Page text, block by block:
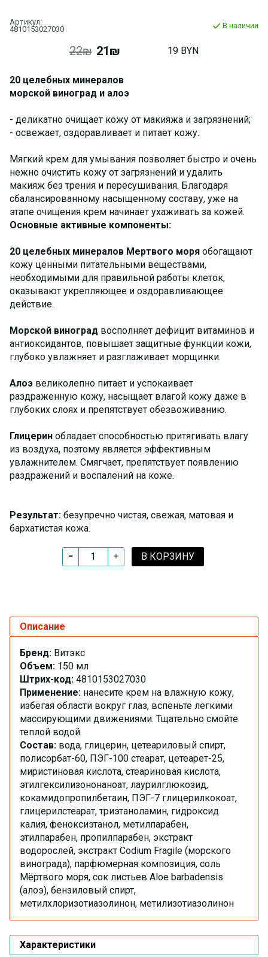
Артикул:
4810153027030
В наличии
22₪ 21₪ 19 BYN
20 целебных минералов
морской виноград и алоэ
- деликатно очищает кожу от макияжа и загрязнений;
- освежает, оздоравливает и питает кожу.
Мягкий крем для умывания позволяет быстро и очень
нежно очистить кожу от загрязнений и удалить
макияж без трения и пересушивания. Благодаря
сбалансированному насыщенному составу, уже на
этапе очищения крем начинает ухаживать за кожей.
Основные активные компоненты:
20 целебных минералов Мертвого моря обогащают
кожу ценными питательными веществами,
необходимыми для правильной работы клеток,
оказывают укрепляющее и оздоравливающее
действие.
Морской виноград восполняет дефицит витаминов и
антиоксидантов, повышает защитные функции кожи,
глубоко увлажняет и разглаживает морщинки.
Алоэ великолепно питает и успокаивает
раздраженную кожу, насыщает влагой кожу даже в
глубоких слоях и препятствует обезвоживанию.
Глицерин обладает способностью притягивать влагу
из воздуха, поэтому является эффективным
увлажнителем. Смягчает, препятствует появлению
раздражений и воспалений на коже.
Результат: безупречно чистая, свежая, матовая и
бархатистая кожа.
В КОРЗИНУ
Описание
Бренд: Витэкс
Объем: 150 мл
Штрих-код: 4810153027030
Применение: нанесите крем на влажную кожу,
избегая области вокруг глаз, вспеньте легкими
массирующими движениями. Тщательно смойте
теплой водой.
Состав: вода, глицерин, цетеариловый спирт,
полисорбат-60, ПЭГ-100 стеарат, цетеарет-25,
миристиновая кислота, стеариновая кислота,
этилгексилизононаноат, лаурилглюкозид,
кокамидопропилбетаин, ПЭГ-7 глицерилкокоат,
глицерилстеарат, триэтаноламин, гидроксид
калия, феноксиэтанол, метилпарабен,
этилпарабен, пропилпарабен, экстракт
водорослей, экстракт Codium Fragile (морского
винограда), парфюмерная композиция, соль
Мёртвого моря, сок листьев Aloe barbadensis
(алоэ), бензиловый спирт,
метилхлоризотиазолинон, метилизотиазолинон
Характеристики